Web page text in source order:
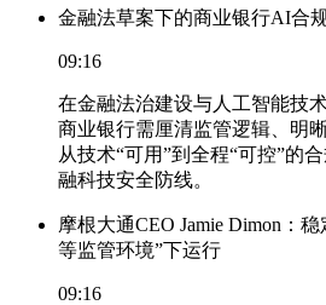
金融法草案下的商业银行AI合
09:16
在金融法治建设与人工智能技
商业银行需厘清监管逻辑、明
从技术“可用”到全程“可控”的
融科技安全防线。
摩根大通CEO Jamie Dimon：
等监管环境”下运行
09:16